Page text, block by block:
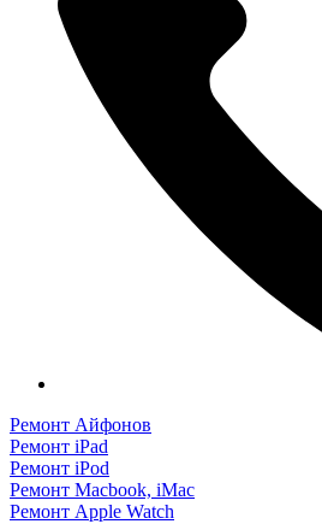
Ремонт Айфонов
Ремонт iPad
Ремонт iPod
Ремонт Macbook, iMac
Ремонт Apple Watch